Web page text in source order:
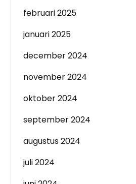
februari 2025
januari 2025
december 2024
november 2024
oktober 2024
september 2024
augustus 2024
juli 2024